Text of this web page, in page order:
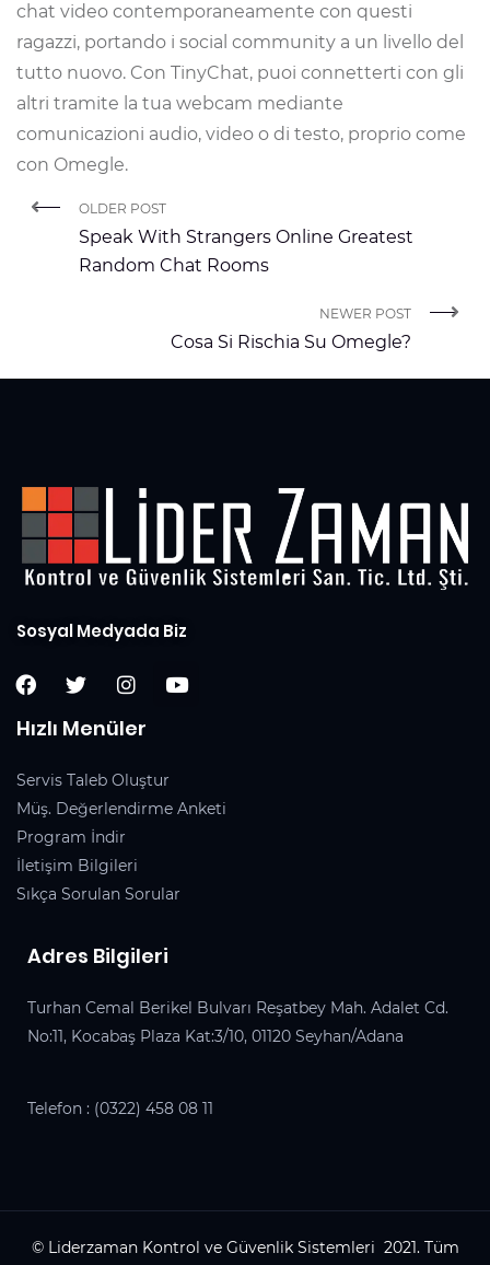
chat video contemporaneamente con questi
ragazzi, portando i social community a un livello del
tutto nuovo. Con TinyChat, puoi connetterti con gli
altri tramite la tua webcam mediante
comunicazioni audio, video o di testo, proprio come
con Omegle.
OLDER POST
Speak With Strangers Online Greatest
Random Chat Rooms
NEWER POST
Cosa Si Rischia Su Omegle?
Sosyal Medyada Biz
Hızlı Menüler
Servis Taleb Oluştur
Müş. Değerlendirme Anketi
Program İndir
İletişim Bilgileri
Sıkça Sorulan Sorular
Adres Bilgileri
Turhan Cemal Berikel Bulvarı Reşatbey Mah. Adalet Cd.
No:11, Kocabaş Plaza Kat:3/10, 01120 Seyhan/Adana
Telefon : (0322) 458 08 11
© Liderzaman Kontrol ve Güvenlik Sistemleri 2021. Tüm